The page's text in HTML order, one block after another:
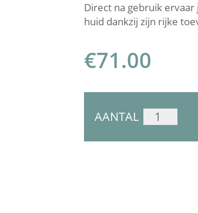
Direct na gebruik
huid dankzij zijn rijke
€71.00
AANTAL
COSMEDIX
RESTORE
MASKER